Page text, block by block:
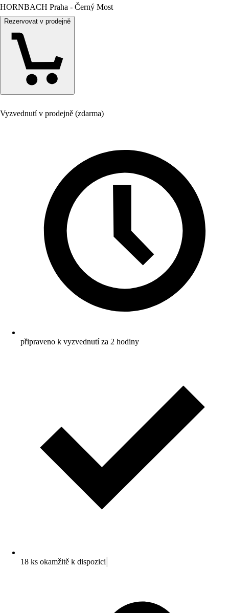
HORNBACH Praha - Černý Most
Rezervovat v prodejně
Vyzvednutí v prodejně (zdarma)
připraveno k vyzvednutí za 2 hodiny
18 ks okamžitě k dispozici